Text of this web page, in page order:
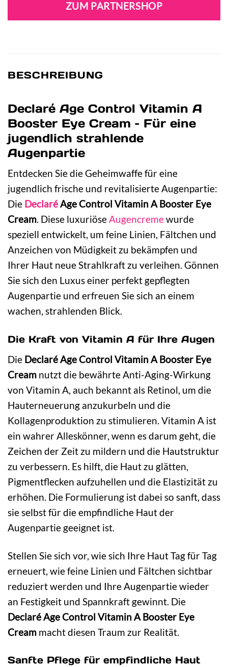
ZUM PARTNERSHOP
BESCHREIBUNG
Declaré Age Control Vitamin A
Booster Eye Cream – Für eine
jugendlich strahlende
Augenpartie
Entdecken Sie die Geheimwaffe für eine
jugendlich frische und revitalisierte Augenpartie:
Die DeclaréAge Control Vitamin A Booster Eye
Cream. Diese luxuriöseAugencremewurde
speziell entwickelt, um feine Linien, Fältchen und
Anzeichen von Müdigkeit zu bekämpfen und
Ihrer Haut neue Strahlkraft zu verleihen. Gönnen
Sie sich den Luxus einer perfekt gepflegten
Augenpartie und erfreuen Sie sich an einem
wachen, strahlenden Blick.
Die Kraft von Vitamin A für Ihre Augen
Die Declaré Age Control Vitamin A Booster Eye
Cream nutzt die bewährte Anti-Aging-Wirkung
von Vitamin A, auch bekannt als Retinol, um die
Hauterneuerung anzukurbeln und die
Kollagenproduktion zu stimulieren. Vitamin A ist
ein wahrer Alleskönner, wenn es darum geht, die
Zeichen der Zeit zu mildern und die Hautstruktur
zu verbessern. Es hilft, die Haut zu glätten,
Pigmentflecken aufzuhellen und die Elastizität zu
erhöhen. Die Formulierung ist dabei so sanft, dass
sie selbst für die empfindliche Haut der
Augenpartie geeignet ist.
Stellen Sie sich vor, wie sich Ihre Haut Tag für Tag
erneuert, wie feine Linien und Fältchen sichtbar
reduziert werden und Ihre Augenpartie wieder
an Festigkeit und Spannkraft gewinnt. Die
Declaré Age Control Vitamin A Booster Eye
Cream macht diesen Traum zur Realität.
Sanfte Pflege für empfindliche Haut